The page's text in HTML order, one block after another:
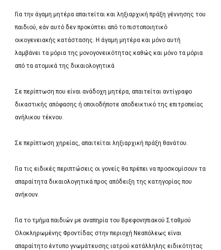
Για την άγαμη μητέρα απαιτείται και ληξιαρχική πράξη γέννησης του
παιδιού, εάν αυτό δεν προκύπτει από το πιστοποιητικό
οικογενειακής κατάστασης. Η άγαμη μητέρα και μόνο αυτή
λαμβάνει τα μόρια της μονογονεικότητας καθώς και μόνο τα μόρια
από τα ατομικά της δικαιολογητικά
Σε περίπτωση που είναι ανάδοχη μητέρα, απαιτείται αντίγραφο
δικαστικής απόφασης ή οποιοδήποτε αποδεικτικό της επιτροπείας
ανήλικου τέκνου.
Σε περίπτωση χηρείας, απαιτείται ληξιαρχική πράξη θανάτου.
Για τις ειδικές περιπτώσεις οι γονείς θα πρέπει να προσκομίσουν τα
απαραίτητα δικαιολογητικά προς απόδειξη της κατηγορίας που
ανήκουν.
Για το τμήμα παιδιών με αναπηρία του Βρεφονηπιακού Σταθμού
Ολοκληρωμένης Φροντίδας στην περιοχή Νεαπόλεως είναι
απαραίτητο έντυπο γνωμάτευσης ιατρού κατάλληλης ειδικότητας